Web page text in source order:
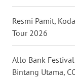
Resmi Pamit,
Tour 2026
Allo Bank
Bintang Utama,
WN
WN